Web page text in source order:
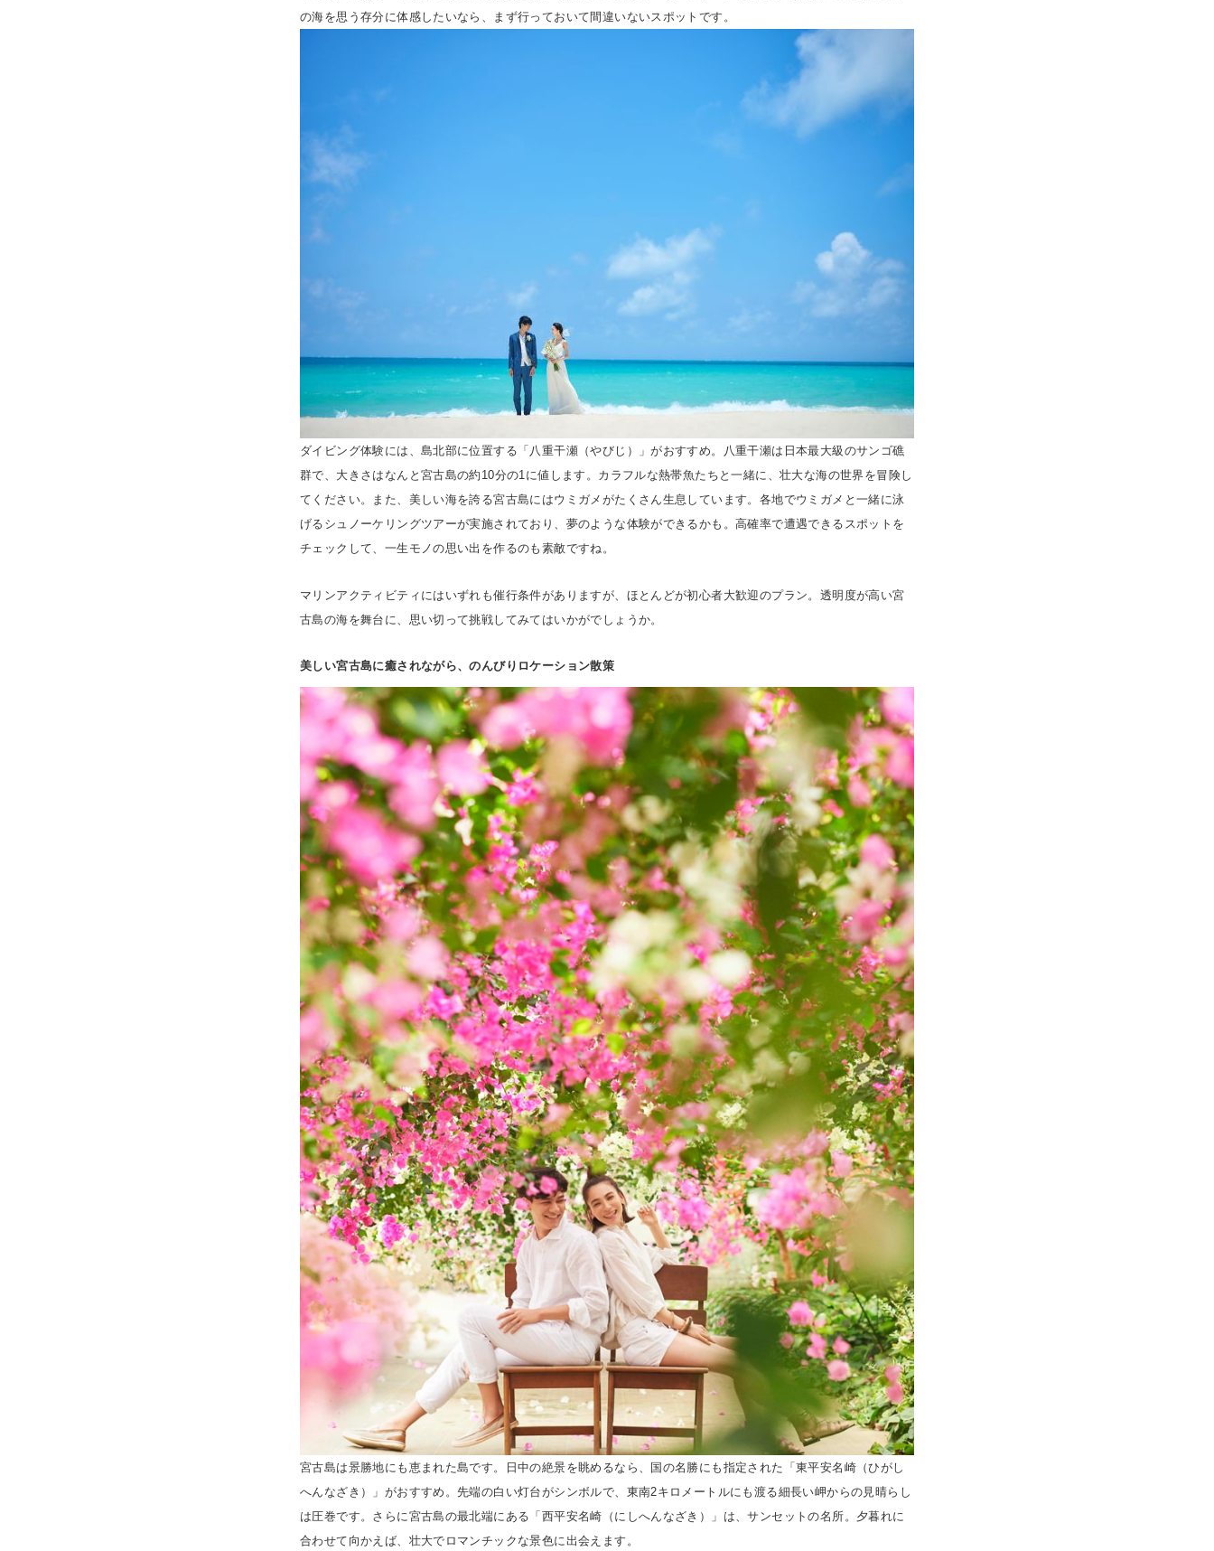
の海を思う存分に体感したいなら、まず行っておいて間違いないスポットです。
ダイビング体験には、島北部に位置する「八重干瀬（やびじ）」がおすすめ。八重干瀬は日本最大級のサンゴ礁
群で、大きさはなんと宮古島の約10分の1に値します。カラフルな熱帯魚たちと一緒に、壮大な海の世界を冒険し
てください。また、美しい海を誇る宮古島にはウミガメがたくさん生息しています。各地でウミガメと一緒に泳
げるシュノーケリングツアーが実施されており、夢のような体験ができるかも。高確率で遭遇できるスポットを
チェックして、一生モノの思い出を作るのも素敵ですね。
マリンアクティビティにはいずれも催行条件がありますが、ほとんどが初心者大歓迎のプラン。透明度が高い宮
古島の海を舞台に、思い切って挑戦してみてはいかがでしょうか。
美しい宮古島に癒されながら、のんびりロケーション散策
宮古島は景勝地にも恵まれた島です。日中の絶景を眺めるなら、国の名勝にも指定された「東平安名崎（ひがし
へんなざき）」がおすすめ。先端の白い灯台がシンボルで、東南2キロメートルにも渡る細長い岬からの見晴らし
は圧巻です。さらに宮古島の最北端にある「西平安名崎（にしへんなざき）」は、サンセットの名所。夕暮れに
合わせて向かえば、壮大でロマンチックな景色に出会えます。